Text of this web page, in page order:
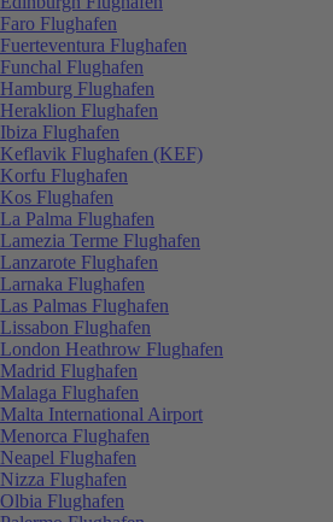
Faro Flughafen
Fuerteventura Flughafen
Funchal Flughafen
Hamburg Flughafen
Heraklion Flughafen
Ibiza Flughafen
Keflavik Flughafen (KEF)
Korfu Flughafen
Kos Flughafen
La Palma Flughafen
Lamezia Terme Flughafen
Lanzarote Flughafen
Larnaka Flughafen
Las Palmas Flughafen
Lissabon Flughafen
London Heathrow Flughafen
Madrid Flughafen
Malaga Flughafen
Malta International Airport
Menorca Flughafen
Neapel Flughafen
Nizza Flughafen
Olbia Flughafen